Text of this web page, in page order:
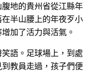
地的貴州省從江縣年
半山腰上的年夜歹小
增加了活力與活氣。
語。足球場上，到處
教員走過，孩子們便